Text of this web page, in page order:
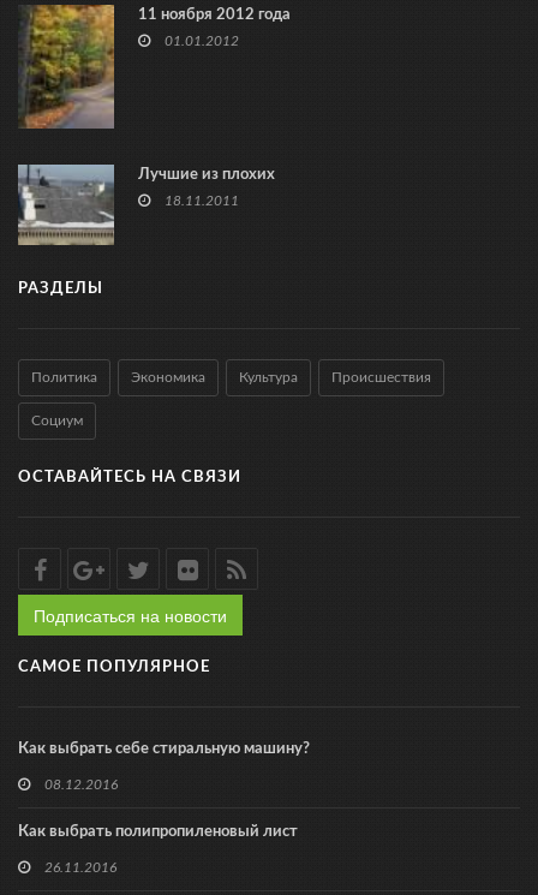
11 ноября 2012 года
01.01.2012
Лучшие из плохих
18.11.2011
РАЗДЕЛЫ
Политика Экономика Культура Происшествия
Социум
ОСТАВАЙТЕСЬ НА СВЯЗИ
Подписаться на новости
САМОЕ ПОПУЛЯРНОЕ
Как выбрать себе стиральную машину?
08.12.2016
Как выбрать полипропиленовый лист
26.11.2016